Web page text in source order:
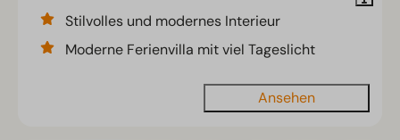
Stilvolles und modernes Interieur
Moderne Ferienvilla mit viel Tageslicht
Ansehen